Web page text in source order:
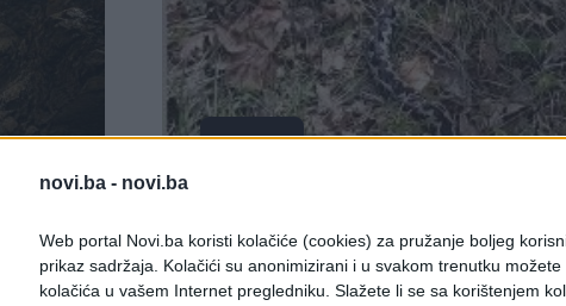
novi.ba - novi.ba
Web portal Novi.ba koristi kolačiće (cookies) za pružanje boljeg
prikaz sadržaja. Kolačići su anonimizirani i u svakom trenutku
kolačića u vašem Internet pregledniku. Slažete li se sa korištenjem
od
VIJESTI
Povećan broj zmija u ovom